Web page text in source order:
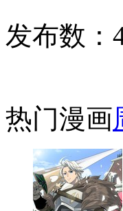
发布数：
热门漫画